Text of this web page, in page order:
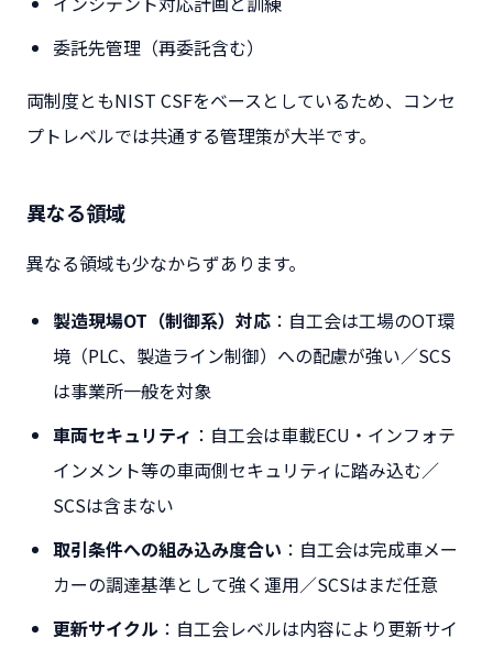
委託先管理（再委託含む）
両制度ともNIST CSFをベースとしているため、コンセ
プトレベルでは共通する管理策が大半です。
異なる領域
異なる領域も少なからずあります。
製造現場OT（制御系）対応 ：自工会は工場のOT環
境（PLC、製造ライン制御）への配慮が強い／SCS
は事業所一般を対象
車両セキュリティ ：自工会は車載ECU・インフォテ
インメント等の車両側セキュリティに踏み込む／
SCSは含まない
取引条件への組み込み度合い ：自工会は完成車メー
カーの調達基準として強く運用／SCSはまだ任意
更新サイクル ：自工会レベルは内容により更新サイ